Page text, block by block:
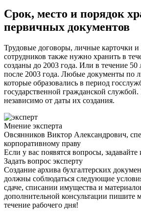
Срок, место и порядок
первичных документов
Трудовые договоры, личные карточки и
сотрудников также нужно хранить в
созданы до 2003 года. Или в течение 50
после 2003 года. Любые документы по
которые образовались в период
государственной гражданской
независимо от даты их создания.
Мнение эксперта
Овсянников Виктор Александрович,
корпоративному праву
Если у вас появятся вопросы, задавайте
Задать вопрос эксперту
Создание архива бухгалтерских
должны соблюдаться следующие
сдаче, списании имущества и
дополнительной консультации пишите
течение рабочего дня!